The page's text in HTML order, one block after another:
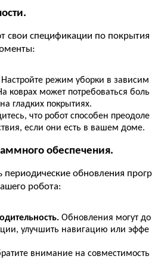
свои спецификации по покрытия
Настройте режим уборки в зависим
коврах может потребоваться боль
гладких покрытиях.
что робот способен преодоле
если они есть в вашем доме.
обеспечения.
периодические обновления прогр
робота:
Обновления могут до
улучшить навигацию или эффе
внимание на совместимость